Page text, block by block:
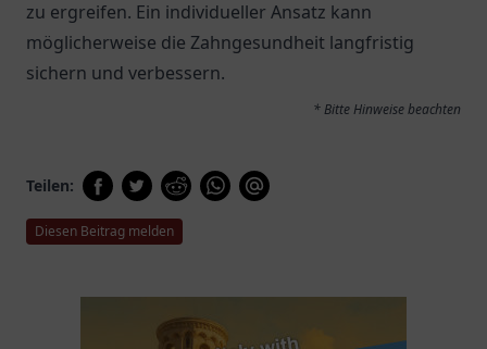
zu ergreifen. Ein individueller Ansatz kann
möglicherweise die Zahngesundheit langfristig
sichern und verbessern.
* Bitte Hinweise beachten
Teilen:
Diesen Beitrag melden